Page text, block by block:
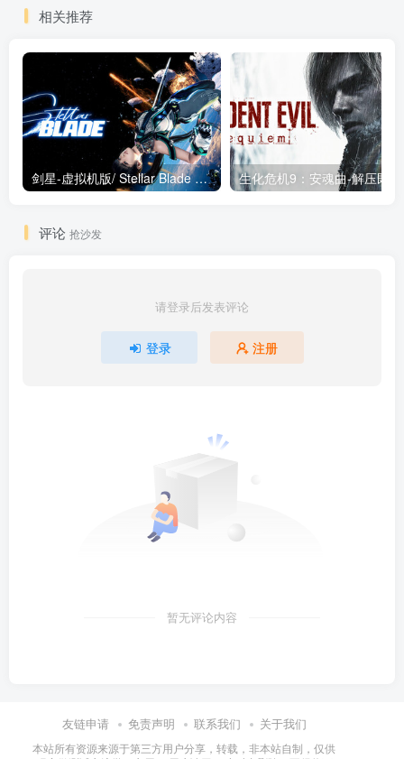
相关推荐
剑星-虚拟机版/ Stellar Blade v1.4.1|Build.19963153 终极版新补丁 送修改器 免安装中文版
评论 抢沙发
请登录后发表评论
登录 注册
暂无评论内容
友链申请 免责声明 联系我们 关于我们
本站所有资源来源于第三方用户分享，转载，非本站自制，仅供